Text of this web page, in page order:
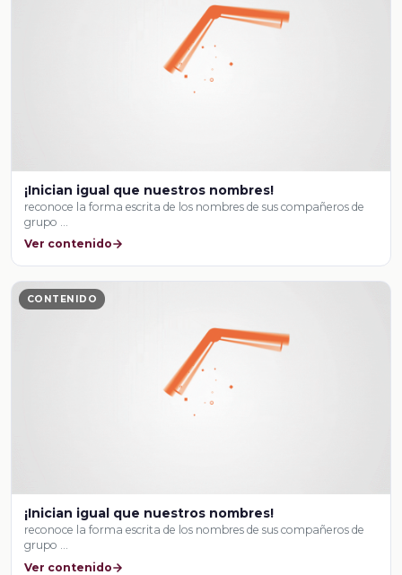
¡Inician igual que nuestros nombres!
reconoce la forma escrita de los nombres de sus compañeros de
grupo …
Ver contenido
CONTENIDO
¡Inician igual que nuestros nombres!
reconoce la forma escrita de los nombres de sus compañeros de
grupo …
Ver contenido